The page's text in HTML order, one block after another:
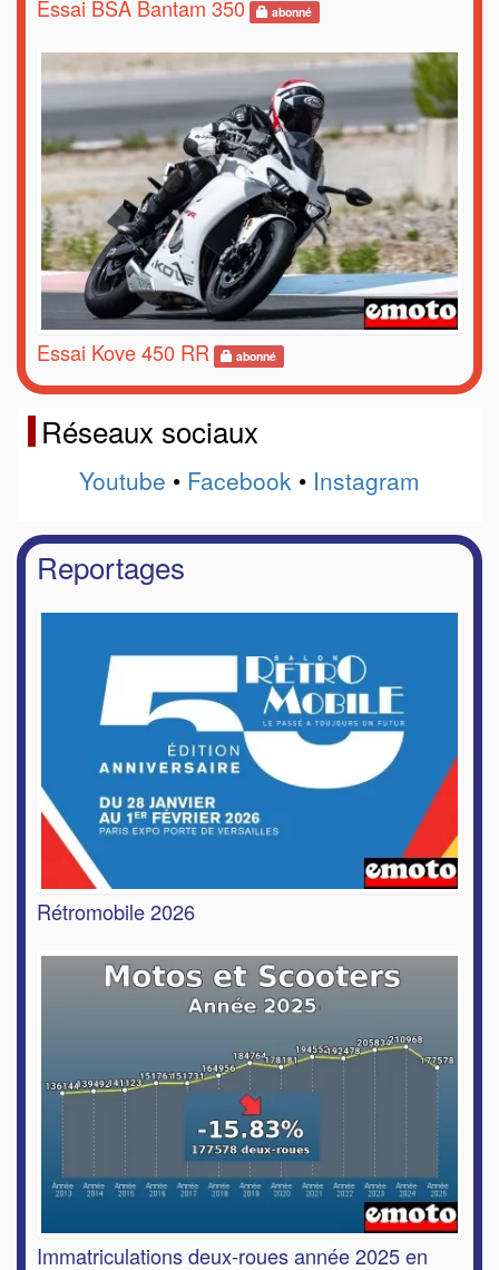
Essai BSA Bantam 350 abonné
Essai Kove 450 RR abonné
Réseaux sociaux
Youtube • Facebook • Instagram
Reportages
Rétromobile 2026
Immatriculations deux-roues année 2025 en